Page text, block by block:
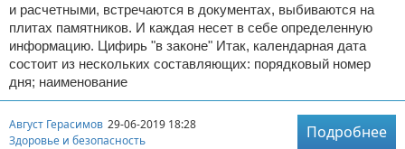
и расчетными, встречаются в документах, выбиваются на
плитах памятников. И каждая несет в себе определенную
информацию. Цифирь "в законе" Итак, календарная дата
состоит из нескольких составляющих: порядковый номер
дня; наименование
Август Герасимов 29-06-2019 18:28
Здоровье и безопасность
Подробнее